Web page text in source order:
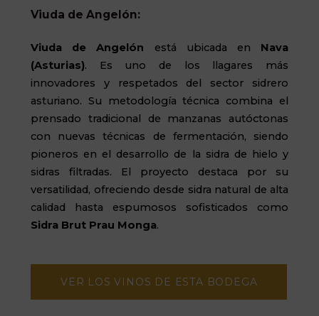
Viuda de Angelón:
Viuda de Angelón está ubicada en Nava
(Asturias). Es uno de los llagares más
innovadores y respetados del sector sidrero
asturiano. Su metodología técnica combina el
prensado tradicional de manzanas autóctonas
con nuevas técnicas de fermentación, siendo
pioneros en el desarrollo de la sidra de hielo y
sidras filtradas. El proyecto destaca por su
versatilidad, ofreciendo desde sidra natural de alta
calidad hasta espumosos sofisticados como
Sidra Brut Prau Monga.
VER LOS VINOS DE ESTA BODEGA